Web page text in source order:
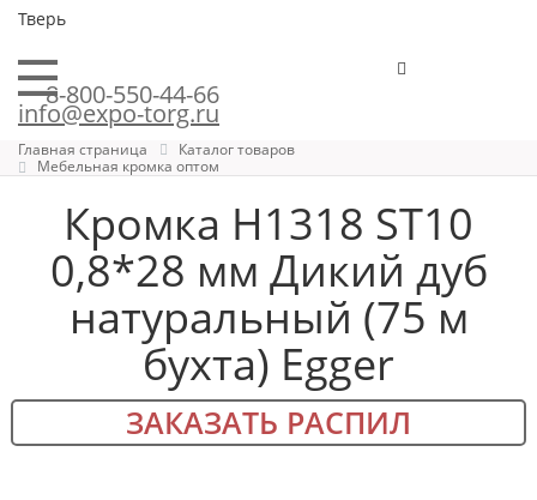
Тверь
8-800-550-44-66
info@expo-torg.ru
Главная страница
Каталог товаров
Мебельная кромка оптом
Кромка H1318 ST10
0,8*28 мм Дикий дуб
натуральный (75 м
бухта) Egger
ЗАКАЗАТЬ РАСПИЛ